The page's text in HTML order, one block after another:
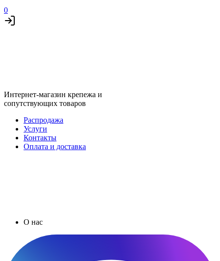
0
Интернет-магазин крепежа и
сопутствующих товаров
Распродажа
Услуги
Контакты
Оплата и доставка
О нас